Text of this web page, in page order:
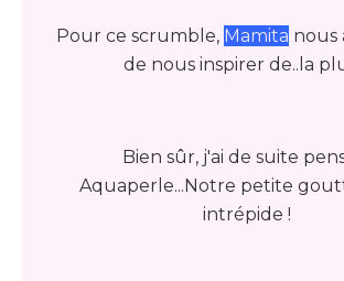
Pour ce scrumble, Mamita nous
de nous inspirer de..la
Bien sûr, j'ai de suite
Aquaperle...Notre petite
intrépide !